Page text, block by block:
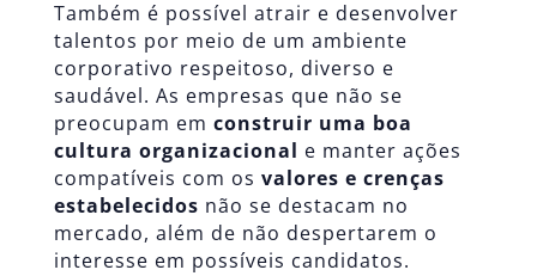
Também é possível atrair e desenvolver
talentos por meio de um ambiente
corporativo respeitoso, diverso e
saudável. As empresas que não se
preocupam em construir uma boa
cultura organizacional e manter ações
compatíveis com os valores e crenças
estabelecidos não se destacam no
mercado, além de não despertarem o
interesse em possíveis candidatos.